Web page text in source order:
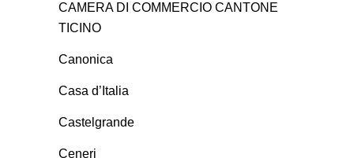
CAMERA DI COMMERCIO CANTONE
TICINO
Canonica
Casa d’Italia
Castelgrande
Ceneri